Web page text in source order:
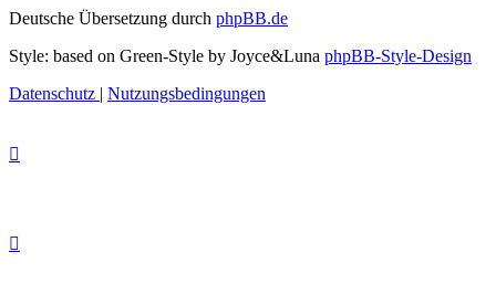
Deutsche Übersetzung durch phpBB.de
Style: based on Green-Style by Joyce&Luna phpBB-Style-Design
Datenschutz | Nutzungsbedingungen